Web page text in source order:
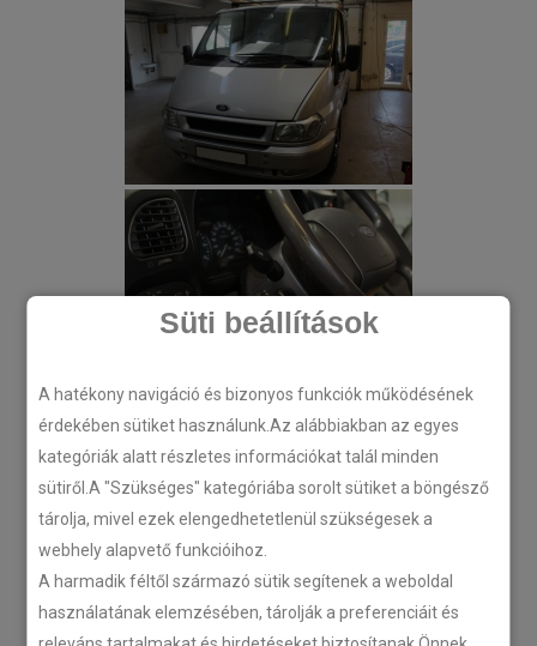
Süti beállítások
A hatékony navigáció és bizonyos funkciók működésének
érdekében sütiket használunk.Az alábbiakban az egyes
kategóriák alatt részletes információkat talál minden
sütiről.A "Szükséges" kategóriába sorolt sütiket a böngésző
tárolja, mivel ezek elengedhetetlenül szükségesek a
webhely alapvető funkcióihoz.
A harmadik féltől származó sütik segítenek a weboldal
használatának elemzésében, tárolják a preferenciáit és